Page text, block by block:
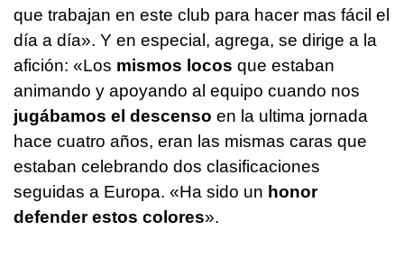
que trabajan en este club para hacer mas fácil el
día a día». Y en especial, agrega, se dirige a la
afición: «Los mismos locos que estaban
animando y apoyando al equipo cuando nos
jugábamos el descenso en la ultima jornada
hace cuatro años, eran las mismas caras que
estaban celebrando dos clasificaciones
seguidas a Europa. «Ha sido un honor
defender estos colores».